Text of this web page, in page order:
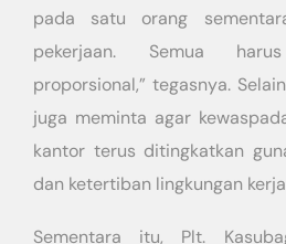
pada satu orang
pekerjaan. Semua
proporsional,” tegasnya.
juga meminta agar
kantor terus ditingkatkan
dan ketertiban lingkungan
Sementara itu, Plt.